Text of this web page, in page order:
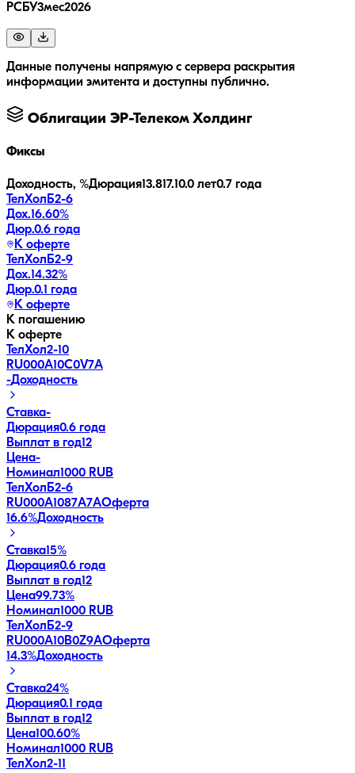
РСБУ3мес2026
Данные получены напрямую с сервера раскрытия
информации эмитента и доступны публично.
Облигации ЭР-Телеком Холдинг
Фиксы
Доходность, %Дюрация13.817.10.0 лет0.7 года
ТелХолБ2-6
Дох.16.60%
Дюр.0.6 года
К оферте
ТелХолБ2-9
Дох.14.32%
Дюр.0.1 года
К оферте
К погашению
К оферте
ТелХол2-10
RU000A10C0V7A
-Доходность
Ставка-
Дюрация0.6 года
Выплат в год12
Цена-
Номинал1000 RUB
ТелХолБ2-6
RU000A1087A7AОферта
16.6%Доходность
Ставка15%
Дюрация0.6 года
Выплат в год12
Цена99.73%
Номинал1000 RUB
ТелХолБ2-9
RU000A10B0Z9AОферта
14.3%Доходность
Ставка24%
Дюрация0.1 года
Выплат в год12
Цена100.60%
Номинал1000 RUB
ТелХол2-11